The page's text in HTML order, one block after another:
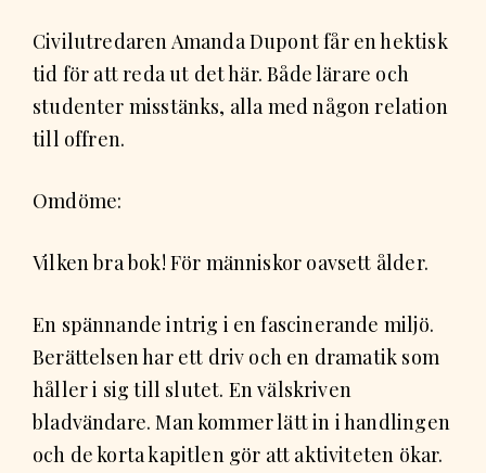
Civilutredaren Amanda Dupont får en hektisk
tid för att reda ut det här. Både lärare och
studenter misstänks, alla med någon relation
till offren.
Omdöme:
Vilken bra bok! För människor oavsett ålder.
En spännande intrig i en fascinerande miljö.
Berättelsen har ett driv och en dramatik som
håller i sig till slutet. En välskriven
bladvändare. Man kommer lätt in i handlingen
och de korta kapitlen gör att aktiviteten ökar.